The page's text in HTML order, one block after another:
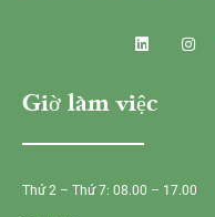
Giờ làm việc
Thứ 2 – Thứ 7: 08.00 – 17.00